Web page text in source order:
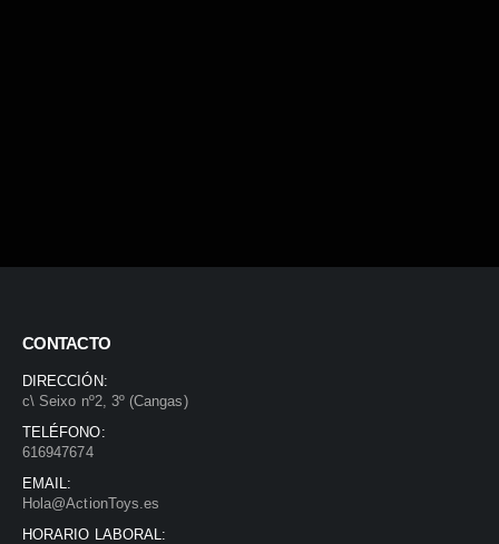
CONTACTO
DIRECCIÓN:
c\ Seixo nº2, 3º (Cangas)
TELÉFONO:
616947674
EMAIL:
Hola@ActionToys.es
HORARIO LABORAL: